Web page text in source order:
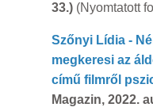
33.)(Nyomtatott
Szőnyi Lídia -
megkeresi az
című filmről
Magazin, 2022.